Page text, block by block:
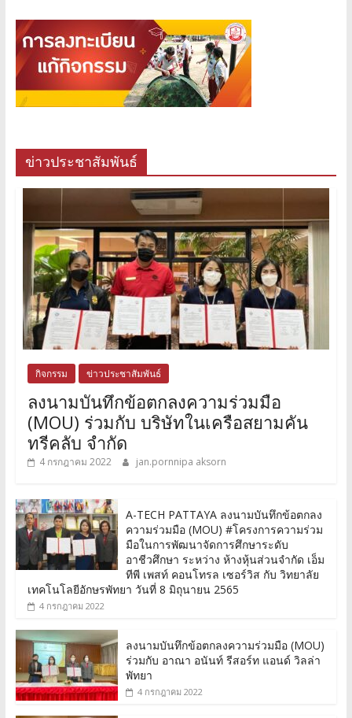
ข่าวประชาสัมพันธ์
กิจกรรม ข่าวประชาสัมพันธ์
ลงนามบันทึกข้อตกลงความร่วมมือ
(MOU) ร่วมกับ บริษัทในเครือสยามคัน
ทรีคลับ จำกัด
4 กรกฎาคม 2022 jan.pornnipa aksorn
A-TECH PATTAYA ลงนามบันทึกข้อตกลง
ความร่วมมือ (MOU) #โครงการความร่วม
มือในการพัฒนาจัดการศึกษาระดับ
อาชีวศึกษา ระหว่าง ห้างหุ้นส่วนจำกัด เอ็ม
ทีพี เพสท์ คอนโทรล เซอร์วิส กับ วิทยาลัย
เทคโนโลยีอักษรพัทยา วันที่ 8 มิถุนายน 2565
4 กรกฎาคม 2022
ลงนามบันทึกข้อตกลงความร่วมมือ (MOU)
ร่วมกับ อาณา อนันท์ รีสอร์ท แอนด์ วิลล่า
พัทยา
4 กรกฎาคม 2022